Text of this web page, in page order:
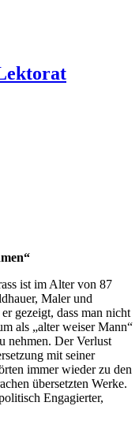
ist im Alter von 87
Maler und
gezeigt, dass man nicht
als „alter weiser Mann“
nehmen. Der Verlust
mit seiner
immer wieder zu den
übersetzten Werke.
Engagierter,